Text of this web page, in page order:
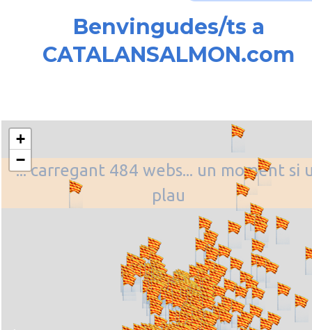
Benvingudes/ts a
CATALANSALMON.com
... carregant 484 webs... un moment si
plau
+
−